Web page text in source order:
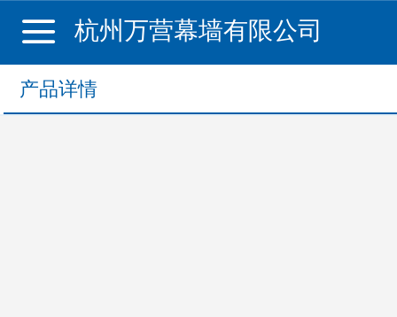
杭州万营幕墙有限公司
产品详情